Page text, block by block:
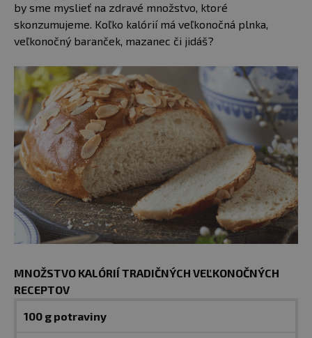
by sme myslieť na zdravé množstvo, ktoré
skonzumujeme. Koľko kalórií má veľkonočná plnka,
veľkonočný baranček, mazanec či jidáš?
MNOŽSTVO KALÓRIÍ TRADIČNÝCH VEĽKONOČNÝCH
RECEPTOV
100 g potraviny